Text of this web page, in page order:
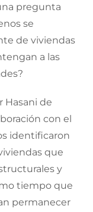
pregunta
se
de viviendas
a las
Hasani de
con el
identificaron
que
y
tiempo que
permanecer